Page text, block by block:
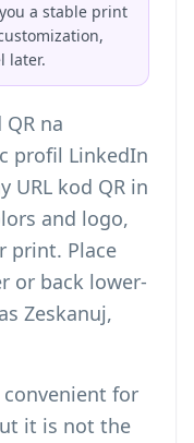
a stable print
later.
na
profil LinkedIn
URL kod QR in
and logo,
print. Place
or back lower-
Zeskanuj,
convenient for
it is not the